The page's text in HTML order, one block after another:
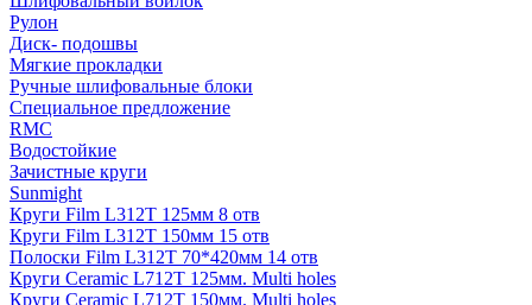
Рулон
Диск- подошвы
Мягкие прокладки
Ручные шлифовальные блоки
Специальное предложение
RMC
Водостойкие
Зачистные круги
Sunmight
Круги Film L312T 125мм 8 отв
Круги Film L312T 150мм 15 отв
Полоски Film L312T 70*420мм 14 отв
Круги Ceramic L712T 125мм. Multi holes
Круги Ceramic L712T 150мм. Multi holes